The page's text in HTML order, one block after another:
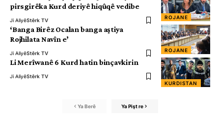
ROJANE
pirsgirêka Kurd deriyê hiqûqê vedibe
Ji AliyêStêrk TV
ROJANE
‘Banga Birêz Ocalan banga aştiya
Rojhilata Navîn e’
Ji AliyêStêrk TV
KURDISTAN
Li Merîwanê 6 Kurd hatin binçavkirin
Ji AliyêStêrk TV
Ya Berê Ya Pişt re